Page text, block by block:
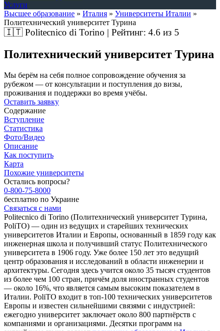
Услуги
Высшее образование » Италия » Университеты Италии »
Политехнический университет Турина
🇮🇹Politecnico di Torino | Рейтинг: 4.6 из 5
Политехнический университет Турина
Мы берём на себя полное сопровождение обучения за
рубежом — от консультации и поступления до визы,
проживания и поддержки во время учёбы.
Оставить заявку
Содержание
Вступление
Статистика
Фото/Видео
Описание
Как поступить
Карта
Похожие университеты
Остались вопросы?
0-800-75-8000
бесплатно по Украине
Связаться с нами
Politecnico di Torino (Политехнический университет Турина,
PoliTO) — один из ведущих и старейших технических
университетов Италии и Европы, основанный в 1859 году как
инженерная школа и получивший статус Политехнического
университета в 1906 году. Уже более 150 лет это ведущий
центр образования и исследований в области инженерии и
архитектуры. Сегодня здесь учится около 35 тысяч студентов
из более чем 100 стран, причём доля иностранных студентов
— около 16%, что является самым высоким показателем в
Италии. PoliTO входит в топ-100 технических университетов
Европы и известен сильнейшими связями с индустрией:
ежегодно университет заключает около 800 партнёрств с
компаниями и организациями. Десятки программ на